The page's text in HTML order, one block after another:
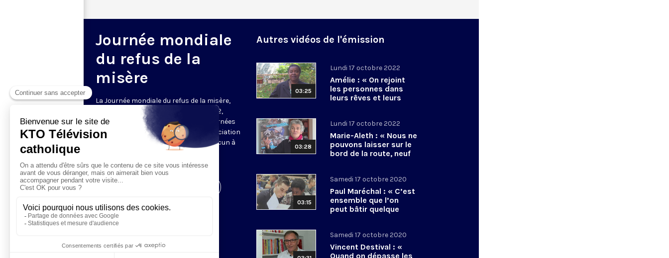
Journée mondiale
du refus de la
misère
La Journée mondiale du refus de la misère,
célébrée chaque 17 octobre depuis 1992,
donne la parole aux personnes concernées
par la pauvreté. À l’invitation de l’association
ATD Quart Monde, elle incite aussi chacun à
s’engager pour la justice, la paix et la
protection de la planète.
Autres vidéos de l'émission
03:25
Lundi 17 octobre 2022
Amélie : « On rejoint
les personnes dans
leurs rêves et leurs
03:28
Lundi 17 octobre 2022
Marie-Aleth : « Nous ne
pouvons laisser sur le
bord de la route, neuf
03:15
Samedi 17 octobre 2020
Paul Maréchal : « C’est
ensemble que l’on
peut bâtir quelque
Samedi 17 octobre 2020
Vincent Destival : «
Quand on dépasse les